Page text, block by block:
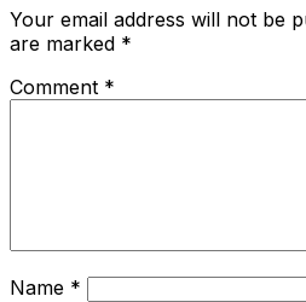
Your email address will not be
are marked *
Comment *
Name *